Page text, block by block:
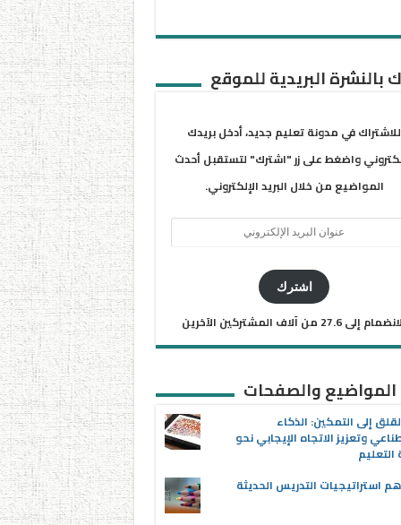
بالنشرة البريدية للموقع
للاشتراك في مدونة تعليم جديد، أدخل بريدك
واضغط على زر "اشترك" لتستقبل أحدث
المواضيع من خلال البريد الإلكتروني.
اشترك
إلى 27.6 من آلاف المشتركين الآخرين
المواضيع والصفحات
إلى التمكين: الذكاء
وتعزيز الاتجاه الإيجابي نحو
استراتيجيات التدريس الحديثة